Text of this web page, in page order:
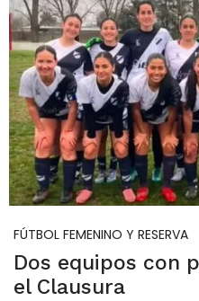
FÚTBOL FEMENINO Y RESERVA
Dos equipos con
el Clausura